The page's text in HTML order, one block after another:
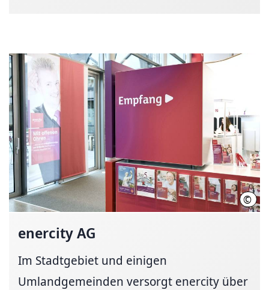
©
enercity AG
Im Stadtgebiet und einigen
Umlandgemeinden versorgt enercity über